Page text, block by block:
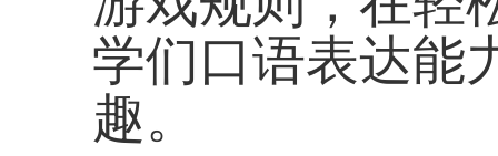
学们口语表达能
趣。